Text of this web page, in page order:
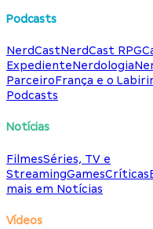
Podcasts
NerdCastNerdCast RPG
ExpedienteNerdologia
ParceiroFrança e o
Podcasts
Notícias
FilmesSéries, TV e
StreamingGamesCríticas
mais em Notícias
Vídeos